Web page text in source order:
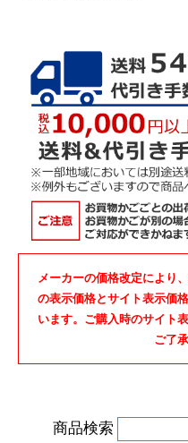
メーカーの価格改定により
の表示価格とサイト表示価
います。ご購入時のサイト
ご了
商品検索